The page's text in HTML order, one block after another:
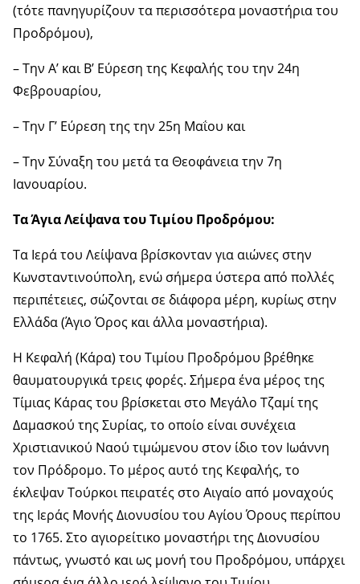
(τότε πανηγυρίζουν τα περισσότερα μοναστήρια του
Προδρόμου),
– Την Α’ και Β’ Εύρεση της Κεφαλής του την 24η
Φεβρουαρίου,
– Την Γ’ Εύρεση της την 25η Μαΐου και
– Την Σύναξη του μετά τα Θεοφάνεια την 7η
Ιανουαρίου.
Τα Άγια Λείψανα του Τιμίου Προδρόμου:
Τα Ιερά του Λείψανα βρίσκονταν για αιώνες στην
Κωνσταντινούπολη, ενώ σήμερα ύστερα από πολλές
περιπέτειες, σώζονται σε διάφορα μέρη, κυρίως στην
Ελλάδα (Άγιο Όρος και άλλα μοναστήρια).
Η Κεφαλή (Κάρα) του Τιμίου Προδρόμου βρέθηκε
θαυματουργικά τρεις φορές. Σήμερα ένα μέρος της
Τίμιας Κάρας του βρίσκεται στο Μεγάλο Τζαμί της
Δαμασκού της Συρίας, το οποίο είναι συνέχεια
Χριστιανικού Ναού τιμώμενου στον ίδιο τον Ιωάννη
τον Πρόδρομο. Το μέρος αυτό της Κεφαλής, το
έκλεψαν Τούρκοι πειρατές στο Αιγαίο από μοναχούς
της Ιεράς Μονής Διονυσίου του Αγίου Όρους περίπου
το 1765. Στο αγιορείτικο μοναστήρι της Διονυσίου
πάντως, γνωστό και ως μονή του Προδρόμου, υπάρχει